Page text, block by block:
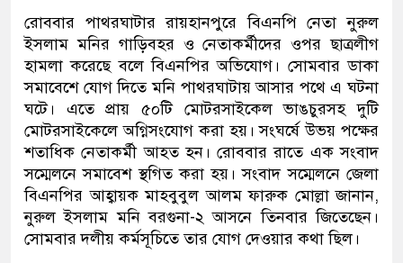
রোববার পাথরঘাটার রায়হানপুরে বিএনপি নেতা নুরুল
ইসলাম মনির গাড়িবহর ও নেতাকর্মীদের ওপর ছাত্রলীগ
হামলা করেছে বলে বিএনপির অভিযোগ। সোমবার ডাকা
সমাবেশে যোগ দিতে মনি পাথরঘাটায় আসার পথে এ ঘটনা
ঘটে। এতে প্রায় ৫০টি মোটরসাইকেল ভাঙচুরসহ দুটি
মোটরসাইকেলে অগ্নিসংযোগ করা হয়। সংঘর্ষে উভয় পক্ষের
শতাধিক নেতাকর্মী আহত হন। রোববার রাতে এক সংবাদ
সম্মেলনে সমাবেশ স্থগিত করা হয়। সংবাদ সম্মেলনে জেলা
বিএনপির আহ্বায়ক মাহবুবুল আলম ফারুক মোল্লা জানান,
নুরুল ইসলাম মনি বরগুনা-২ আসনে তিনবার জিতেছেন।
সোমবার দলীয় কর্মসূচিতে তার যোগ দেওয়ার কথা ছিল।